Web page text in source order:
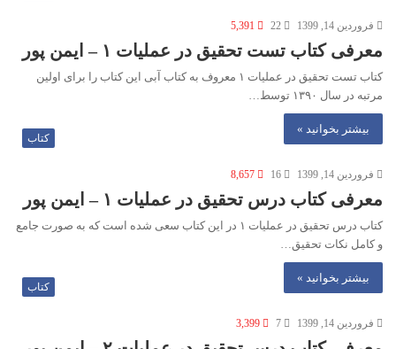
فروردین 14, 1399 22
5,391
معرفی کتاب تست تحقیق در عملیات ۱ – ایمن پور
کتاب تست تحقیق در عملیات ۱ معروف به کتاب آبی این کتاب را برای اولین
مرتبه در سال ۱۳۹۰ توسط…
بیشتر بخوانید »
کتاب
فروردین 14, 1399 16
8,657
معرفی کتاب درس تحقیق در عملیات ۱ – ایمن پور
کتاب درس تحقیق در عملیات ۱ در این کتاب سعی شده است که به صورت جامع
و کامل نکات تحقیق…
بیشتر بخوانید »
کتاب
فروردین 14, 1399 7
3,399